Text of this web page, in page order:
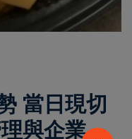
當日現切
與企業形